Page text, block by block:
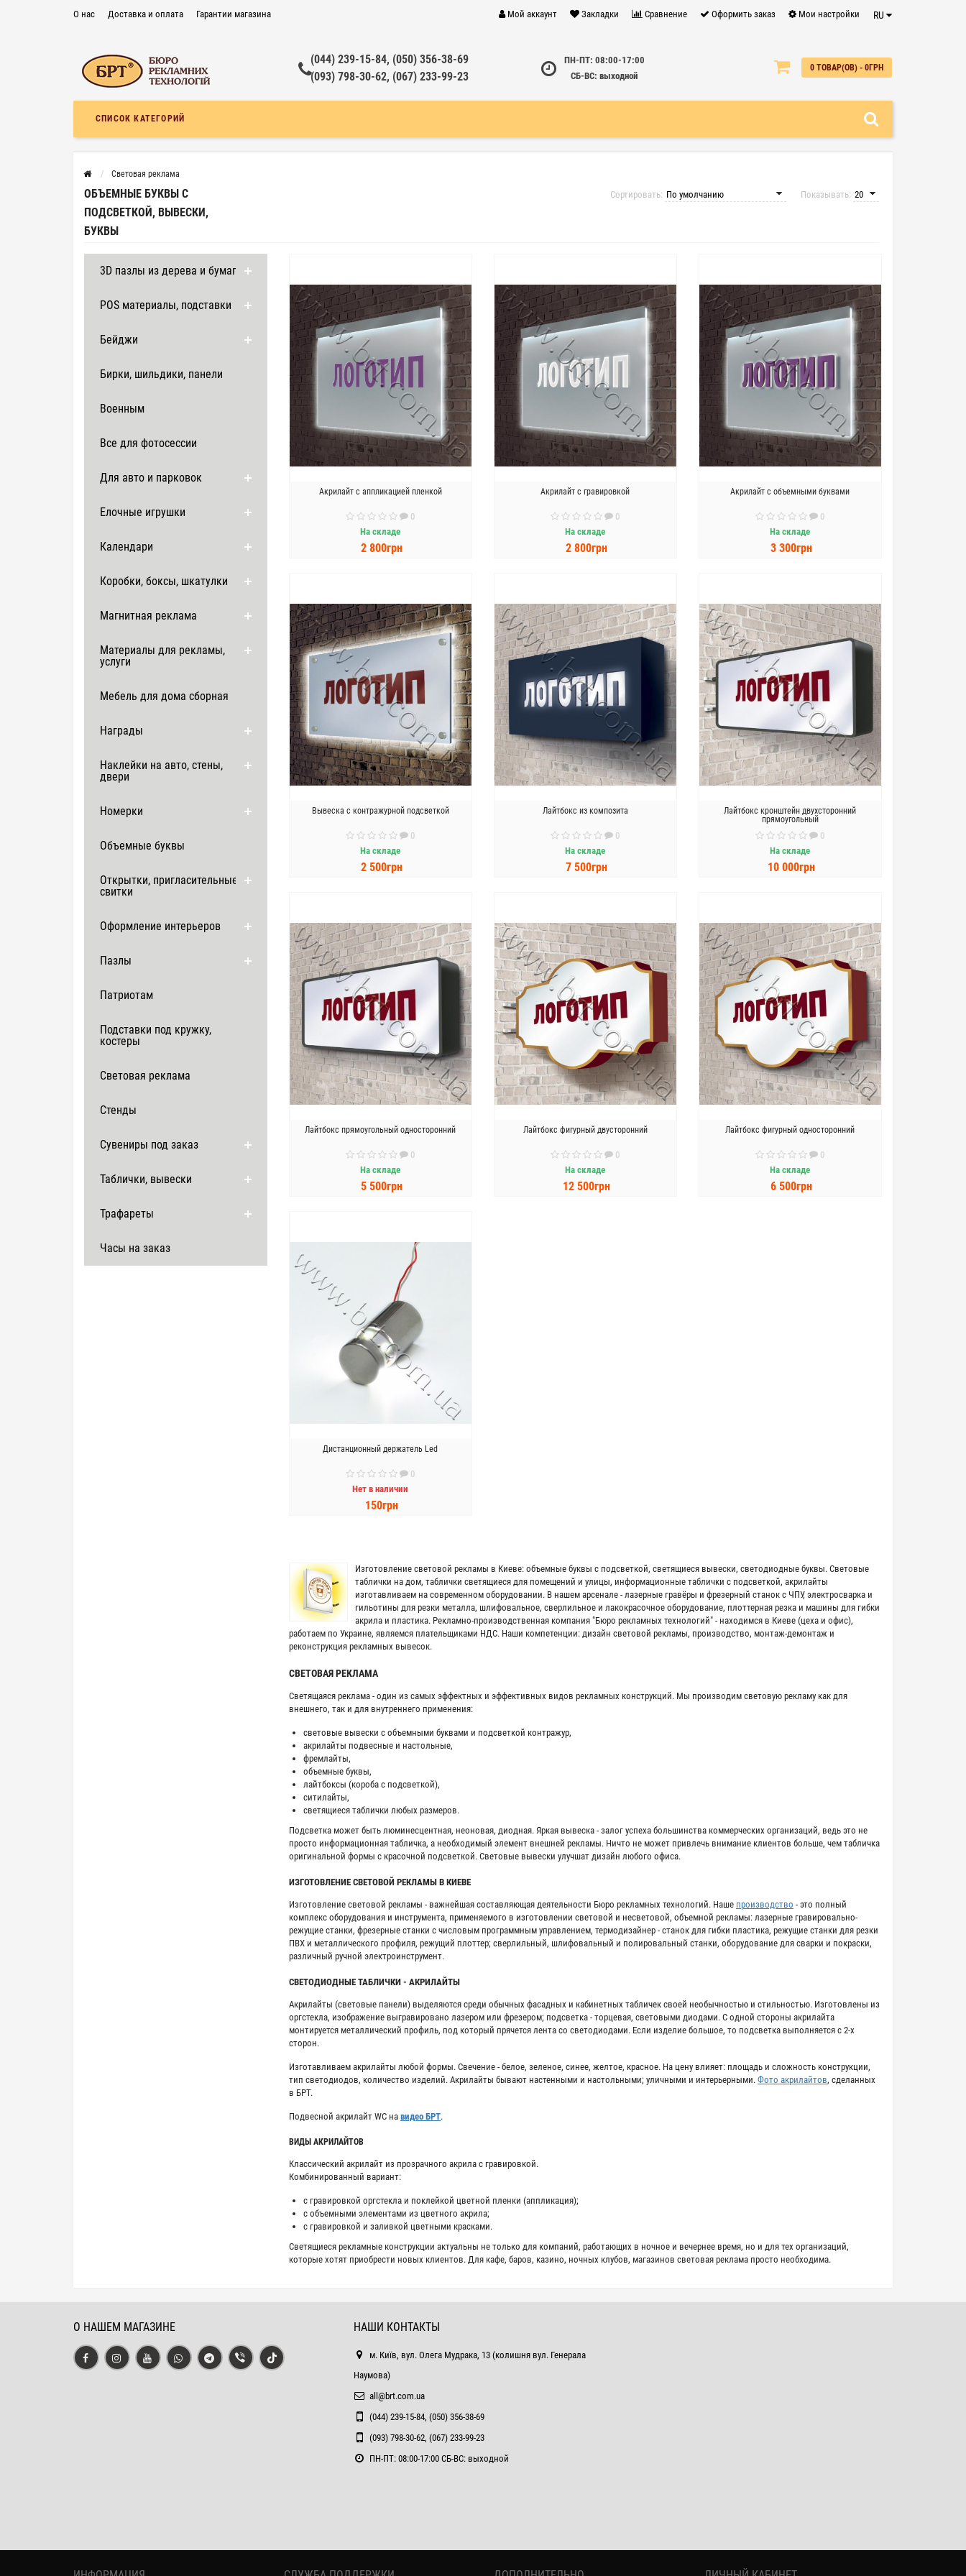
О нас Доставка и оплата Гарантии магазина Мой аккаунт Закладки Сравнение Оформить заказ Мои настройки RU
(044) 239-15-84, (050) 356-38-69
(093) 798-30-62, (067) 233-99-23
ПН-ПТ: 08:00-17:00
СБ-ВС: выходной
0 ТОВАР(ОВ) - 0ГРН
СПИСОК КАТЕГОРИЙ
Световая реклама
ОБЪЕМНЫЕ БУКВЫ С
ПОДСВЕТКОЙ, ВЫВЕСКИ,
БУКВЫ
Показывать:
Сортировать:
3D пазлы из дерева и бумаги
POS материалы, подставки
Бейджи
Бирки, шильдики, панели
Военным
Все для фотосессии
Для авто и парковок
Елочные игрушки
Календари
Коробки, боксы, шкатулки
Магнитная реклама
Материалы для рекламы,
услуги
Мебель для дома сборная
Награды
Наклейки на авто, стены,
двери
Номерки
Объемные буквы
Открытки, пригласительные,
свитки
Оформление интерьеров
Пазлы
Патриотам
Подставки под кружку,
костеры
Световая реклама
Стенды
Сувениры под заказ
Таблички, вывески
Трафареты
Часы на заказ
Акрилайт с аппликацией пленкой
0
На складе
2 800грн
Акрилайт с гравировкой
0
На складе
2 800грн
Акрилайт с объемными буквами
0
На складе
3 300грн
Вывеска с контражурной подсветкой
0
На складе
2 500грн
Лайтбокс из композита
0
На складе
7 500грн
Лайтбокс кронштейн двухсторонний
прямоугольный
0
На складе
10 000грн
Лайтбокс прямоугольный односторонний
0
На складе
5 500грн
Лайтбокс фигурный двусторонний
0
На складе
12 500грн
Лайтбокс фигурный односторонний
0
На складе
6 500грн
Дистанционный держатель Led
0
Нет в наличии
150грн
Изготовление световой рекламы в Киеве: объемные буквы с подсветкой, светящиеся вывески, светодиодные буквы. Световые
таблички на дом, таблички светящиеся для помещений и улицы, информационные таблички с подсветкой, акрилайты
изготавливаем на современном оборудовании. В нашем арсенале - лазерные гравёры и фрезерный станок с ЧПУ, электросварка и
гильотины для резки металла, шлифовальное, сверлильное и лакокрасочное оборудование, плоттерная резка и машины для гибки
акрила и пластика. Рекламно-производственная компания "Бюро рекламных технологий" - находимся в Киеве (цеха и офис),
работаем по Украине, являемся плательщиками НДС. Наши компетенции: дизайн световой рекламы, производство, монтаж-демонтаж и
реконструкция рекламных вывесок.
СВЕТОВАЯ РЕКЛАМА
Светящаяся реклама - один из самых эффектных и эффективных видов рекламных конструкций. Мы производим световую рекламу как для
внешнего, так и для внутреннего применения:
световые вывески с объемными буквами и подсветкой контражур,
акрилайты подвесные и настольные,
фремлайты,
объемные буквы,
лайтбоксы (короба с подсветкой),
ситилайты,
светящиеся таблички любых размеров.
Подсветка может быть люминесцентная, неоновая, диодная. Яркая вывеска - залог успеха большинства коммерческих организаций, ведь это не
просто информационная табличка, а необходимый элемент внешней рекламы. Ничто не может привлечь внимание клиентов больше, чем табличка
оригинальной формы с красочной подсветкой. Световые вывески улучшат дизайн любого офиса.
ИЗГОТОВЛЕНИЕ СВЕТОВОЙ РЕКЛАМЫ В КИЕВЕ
Изготовление световой рекламы - важнейшая составляющая деятельности Бюро рекламных технологий. Наше производство - это полный
комплекс оборудования и инструмента, применяемого в изготовлении световой и несветовой, объемной рекламы: лазерные гравировально-
режущие станки, фрезерные станки с числовым программным управлением, термодизайнер - станок для гибки пластика, режущие станки для резки
ПВХ и металлического профиля, режущий плоттер; сверлильный, шлифовальный и полировальный станки, оборудование для сварки и покраски,
различный ручной электроинструмент.
СВЕТОДИОДНЫЕ ТАБЛИЧКИ - АКРИЛАЙТЫ
Акрилайты (световые панели) выделяются среди обычных фасадных и кабинетных табличек своей необычностью и стильностью. Изготовлены из
оргстекла, изображение выгравировано лазером или фрезером; подсветка - торцевая, световыми диодами. С одной стороны акрилайта
монтируется металлический профиль, под который прячется лента со светодиодами. Если изделие большое, то подсветка выполняется с 2-х
сторон.
Изготавливаем акрилайты любой формы. Свечение - белое, зеленое, синее, желтое, красное. На цену влияет: площадь и сложность конструкции,
тип светодиодов, количество изделий. Акрилайты бывают настенными и настольными; уличными и интерьерными. Фото акрилайтов, сделанных
в БРТ.
Подвесной акрилайт WC на видео БРТ.
ВИДЫ АКРИЛАЙТОВ
Классический акрилайт из прозрачного акрила с гравировкой.
Комбинированный вариант:
с гравировкой оргстекла и поклейкой цветной пленки (аппликация);
с объемными элементами из цветного акрила;
с гравировкой и заливкой цветными красками.
Светящиеся рекламные конструкции актуальны не только для компаний, работающих в ночное и вечернее время, но и для тех организаций,
которые хотят приобрести новых клиентов. Для кафе, баров, казино, ночных клубов, магазинов световая реклама просто необходима.
О НАШЕМ МАГАЗИНЕ НАШИ КОНТАКТЫ
м. Київ, вул. Олега Мудрака, 13 (колишня вул. Генерала
Наумова)
all@brt.com.ua
(044) 239-15-84, (050) 356-38-69
(093) 798-30-62, (067) 233-99-23
ПН-ПТ: 08:00-17:00 СБ-ВС: выходной